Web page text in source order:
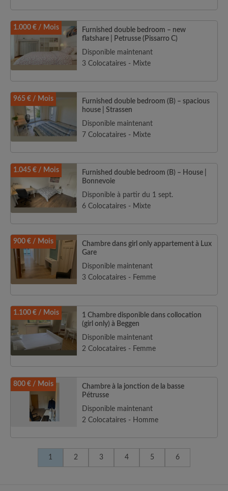
1.000 € / Mois
Furnished double bedroom – new
flatshare | Petrusse (Pissarro C)
Disponible maintenant
3 Colocataires - Mixte
965 € / Mois
Furnished double bedroom (B) – spacious
house | Strassen
Disponible maintenant
7 Colocataires - Mixte
1.045 € / Mois
Furnished double bedroom (B) – House |
Bonnevoie
Disponible à partir du 1 sept.
6 Colocataires - Mixte
900 € / Mois
Chambre dans girl only appartement à Lux
Gare
Disponible maintenant
3 Colocataires - Femme
1.100 € / Mois
1 Chambre disponible dans collocation
(girl only) à Beggen
Disponible maintenant
2 Colocataires - Femme
800 € / Mois
Chambre à la jonction de la basse
Pétrusse
Disponible maintenant
2 Colocataires - Homme
1 2 3 4 5 6